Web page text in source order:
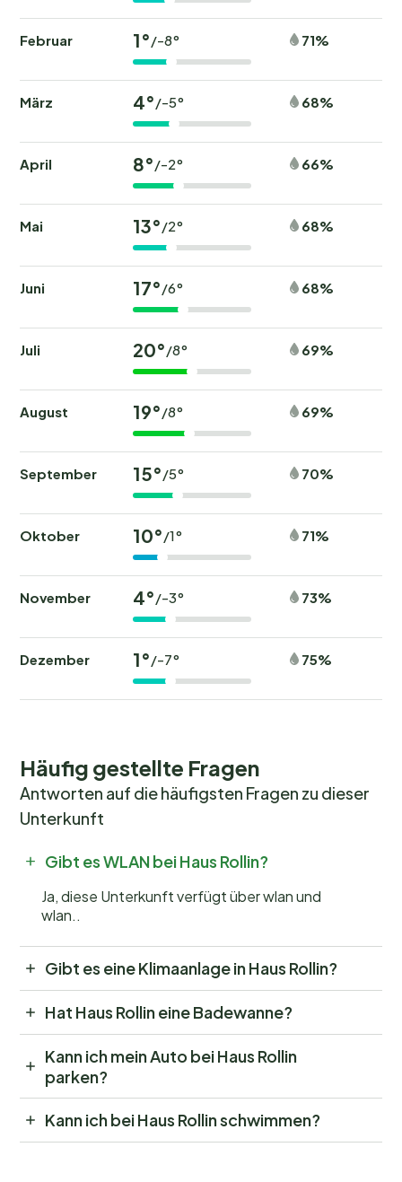
Februar 1°/-8° 71%
März 4°/-5° 68%
April 8°/-2° 66%
Mai 13°/2° 68%
Juni 17°/6° 68%
Juli 20°/8° 69%
August 19°/8° 69%
September 15°/5° 70%
Oktober 10°/1° 71%
November 4°/-3° 73%
Dezember 1°/-7° 75%
Häufig gestellte Fragen
Antworten auf die häufigsten Fragen zu dieser
Unterkunft
Gibt es WLAN bei Haus Rollin?
Ja, diese Unterkunft verfügt über wlan und
wlan..
Gibt es eine Klimaanlage in Haus Rollin?
Hat Haus Rollin eine Badewanne?
Kann ich mein Auto bei Haus Rollin
parken?
Kann ich bei Haus Rollin schwimmen?